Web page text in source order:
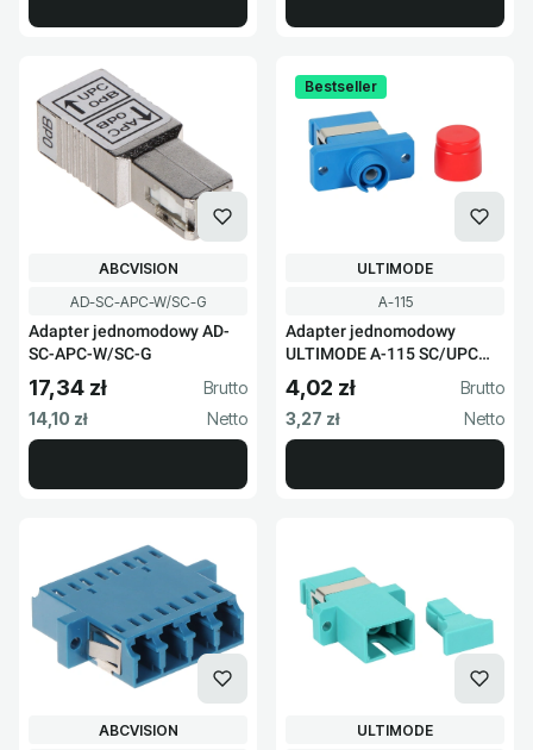
Kod produktu
AD-SC-APC-W/SC-G
Adapter jednomodowy AD-
SC-APC-W/SC-G
PRODUCENT
ABCVISION
Cena brutto
17,34 zł
Cena netto
14,10 zł
Bestseller
Kod produktu
A-115
Adapter jednomodowy
ULTIMODE A-115 SC/UPC
FC/UPC
PRODUCENT
ULTIMODE
Cena brutto
4,02 zł
Cena netto
3,27 zł
PRODUCENT
ABCVISION PRODUCENT
ULTIMODE